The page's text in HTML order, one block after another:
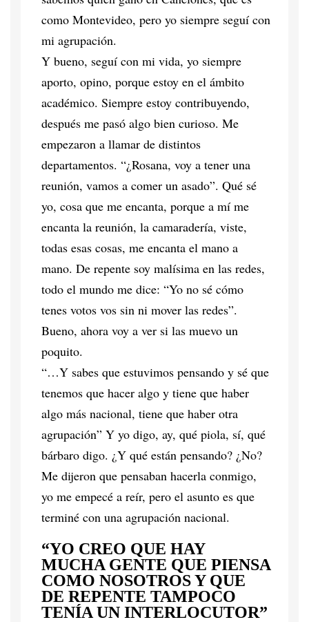
como Montevideo, pero yo siempre seguí con
mi agrupación.
Y bueno, seguí con mi vida, yo siempre
aporto, opino, porque estoy en el ámbito
académico. Siempre estoy contribuyendo,
después me pasó algo bien curioso. Me
empezaron a llamar de distintos
departamentos. “¿Rosana, voy a tener una
reunión, vamos a comer un asado”. Qué sé
yo, cosa que me encanta, porque a mí me
encanta la reunión, la camaradería, viste,
todas esas cosas, me encanta el mano a
mano. De repente soy malísima en las redes,
todo el mundo me dice: “Yo no sé cómo
tenes votos vos sin ni mover las redes”.
Bueno, ahora voy a ver si las muevo un
poquito.
“…Y sabes que estuvimos pensando y sé que
tenemos que hacer algo y tiene que haber
algo más nacional, tiene que haber otra
agrupación” Y yo digo, ay, qué piola, sí, qué
bárbaro digo. ¿Y qué están pensando? ¿No?
Me dijeron que pensaban hacerla conmigo,
yo me empecé a reír, pero el asunto es que
terminé con una agrupación nacional.
“YO CREO QUE HAY
MUCHA GENTE QUE PIENSA
COMO NOSOTROS Y QUE
DE REPENTE TAMPOCO
TENÍA UN INTERLOCUTOR”